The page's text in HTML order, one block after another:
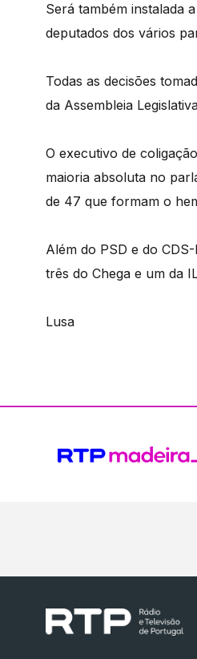
Será também instalada
deputados dos vários
Todas as decisões
da Assembleia
O executivo de
maioria absoluta no
de 47 que formam o
Além do PSD e do
três do Chega e um da
Lusa